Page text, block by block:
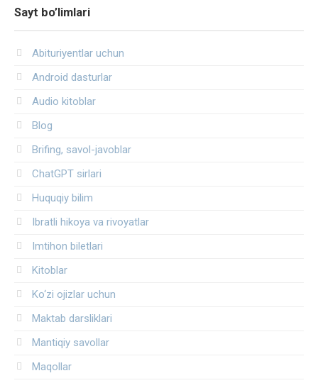
Sayt bo’limlari
Abituriyentlar uchun
Android dasturlar
Audio kitoblar
Blog
Brifing, savol-javoblar
ChatGPT sirlari
Huquqiy bilim
Ibratli hikoya va rivoyatlar
Imtihon biletlari
Kitoblar
Ko‘zi ojizlar uchun
Maktab darsliklari
Mantiqiy savollar
Maqollar